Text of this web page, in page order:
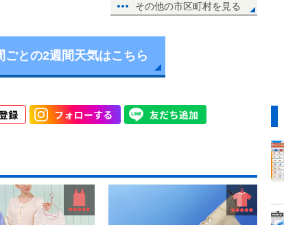
その他の市区町村を見る
ごとの2週間天気はこちら